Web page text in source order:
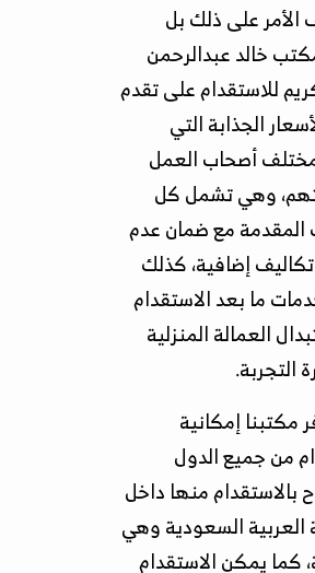
الأمر على ذلك بل
خالد عبدالرحمن
للاستقدام على تقدم
الجذابة التي
أصحاب العمل
وهي تشمل كل
المقدمة مع ضمان عدم
إضافية، كذلك
ما بعد الاستقدام
العمالة المنزلية
التجربة.
مكتبنا إمكانية
من جميع الدول
بالاستقدام منها داخل
العربية السعودية وهي
كما يمكن الاستقدام